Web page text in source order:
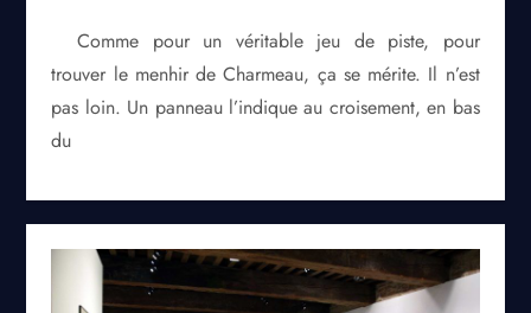
Comme pour un véritable jeu de piste, pour
trouver le menhir de Charmeau, ça se mérite. Il n’est
pas loin. Un panneau l’indique au croisement, en bas
du